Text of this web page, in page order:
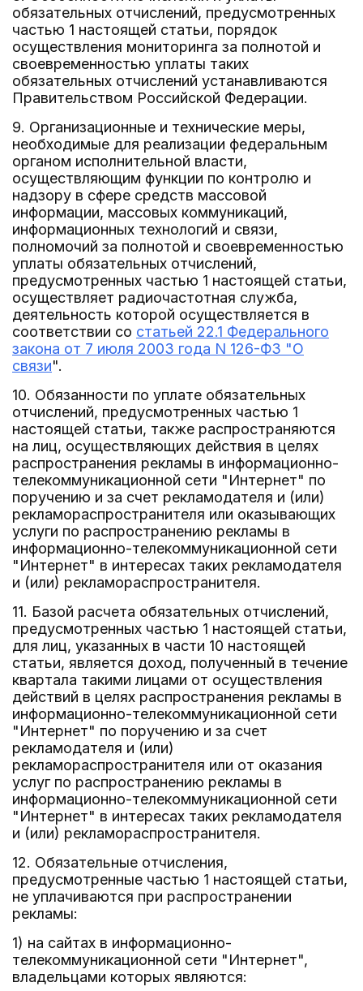
обязательных отчислений, предусмотренных
частью 1 настоящей статьи, порядок
осуществления мониторинга за полнотой и
своевременностью уплаты таких
обязательных отчислений устанавливаются
Правительством Российской Федерации.
9. Организационные и технические меры,
необходимые для реализации федеральным
органом исполнительной власти,
осуществляющим функции по контролю и
надзору в сфере средств массовой
информации, массовых коммуникаций,
информационных технологий и связи,
полномочий за полнотой и своевременностью
уплаты обязательных отчислений,
предусмотренных частью 1 настоящей статьи,
осуществляет радиочастотная служба,
деятельность которой осуществляется в
соответствии со статьей 22.1 Федерального
закона от 7 июля 2003 года N 126-ФЗ "О
связи".
10. Обязанности по уплате обязательных
отчислений, предусмотренных частью 1
настоящей статьи, также распространяются
на лиц, осуществляющих действия в целях
распространения рекламы в информационно-
телекоммуникационной сети "Интернет" по
поручению и за счет рекламодателя и (или)
рекламораспространителя или оказывающих
услуги по распространению рекламы в
информационно-телекоммуникационной сети
"Интернет" в интересах таких рекламодателя
и (или) рекламораспространителя.
11. Базой расчета обязательных отчислений,
предусмотренных частью 1 настоящей статьи,
для лиц, указанных в части 10 настоящей
статьи, является доход, полученный в течение
квартала такими лицами от осуществления
действий в целях распространения рекламы в
информационно-телекоммуникационной сети
"Интернет" по поручению и за счет
рекламодателя и (или)
рекламораспространителя или от оказания
услуг по распространению рекламы в
информационно-телекоммуникационной сети
"Интернет" в интересах таких рекламодателя
и (или) рекламораспространителя.
12. Обязательные отчисления,
предусмотренные частью 1 настоящей статьи,
не уплачиваются при распространении
рекламы:
1) на сайтах в информационно-
телекоммуникационной сети "Интернет",
владельцами которых являются: